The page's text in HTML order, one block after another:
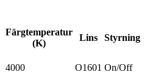
Färgtemperatur
(K)
Lins Styrning
4000 O1601 On/Off